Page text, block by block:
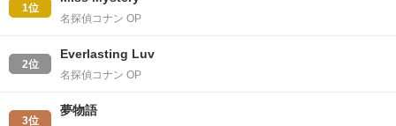
1位
名探偵コナン OP
2位
Everlasting Luv
名探偵コナン OP
3位
夢物語